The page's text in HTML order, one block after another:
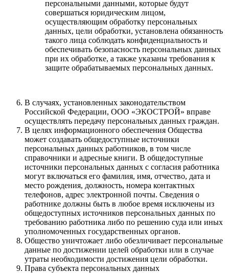
персональными данными, которые будут
совершаться юридическим лицом,
осуществляющим обработку персональных
данных, цели обработки, установлена обязанность
такого лица соблюдать конфиденциальность и
обеспечивать безопасность персональных данных
при их обработке, а также указаны требования к
защите обрабатываемых персональных данных.
В случаях, установленных законодательством
Российской Федерации, ООО «ЭКОСТРОЙ» вправе
осуществлять передачу персональных данных граждан.
В целях информационного обеспечения Общества
может создавать общедоступные источники
персональных данных работников, в том числе
справочники и адресные книги. В общедоступные
источники персональных данных с согласия работника
могут включаться его фамилия, имя, отчество, дата и
место рождения, должность, номера контактных
телефонов, адрес электронной почты. Сведения о
работнике должны быть в любое время исключены из
общедоступных источников персональных данных по
требованию работника либо по решению суда или иных
уполномоченных государственных органов.
Общество уничтожает либо обезличивает персональные
данные по достижении целей обработки или в случае
утраты необходимости достижения цели обработки.
Права субъекта персональных данных